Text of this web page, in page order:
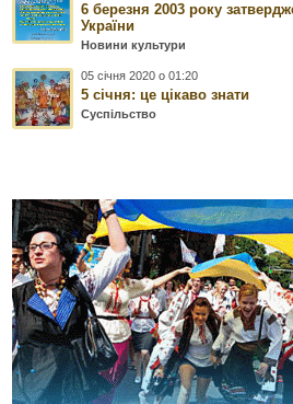
6 березня 2003 року
України
Новини культури
05 січня 2020 о 01:20
5 січня: це цікаво знати
Суспільство